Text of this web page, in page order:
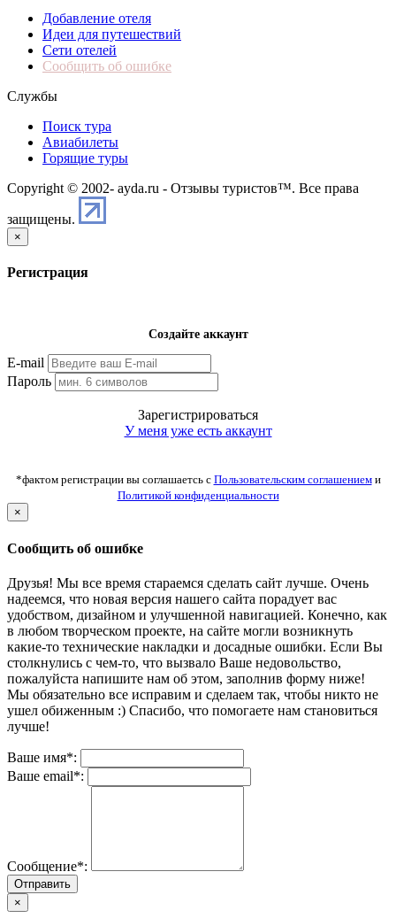
Добавление отеля
Идеи для путешествий
Сети отелей
Сообщить об ошибке
Службы
Поиск тура
Авиабилеты
Горящие туры
Copyright © 2002- ayda.ru - Отзывы туристов™. Все права
защищены.
×
Регистрация
Создайте аккаунт
E-mail
Пароль
Зарегистрироваться
У меня уже есть аккаунт
*фактом регистрации вы соглашаетсь с Пользовательским соглашениеми
Политикой конфиденциальности
×
Сообщить об ошибке
Друзья! Мы все время стараемся сделать сайт лучше. Очень
надеемся, что новая версия нашего сайта порадует вас
удобством, дизайном и улучшенной навигацией. Конечно, как
в любом творческом проекте, на сайте могли возникнуть
какие-то технические накладки и досадные ошибки. Если Вы
столкнулись с чем-то, что вызвало Ваше недовольство,
пожалуйста напишите нам об этом, заполнив форму ниже!
Мы обязательно все исправим и сделаем так, чтобы никто не
ушел обиженным :) Спасибо, что помогаете нам становиться
лучше!
Ваше имя*:
Ваше email*:
Сообщение*:
Отправить
×